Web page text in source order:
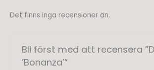
Det finns inga recensioner än.
Bli först med att recensera
’Bonanza’”